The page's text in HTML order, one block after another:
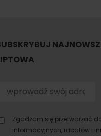
Zgadzam się przetwarzać
informacyjnych, rabatów i